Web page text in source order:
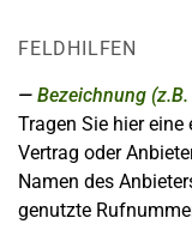
FELDHILFEN
Bezeichnung
Tragen Sie hier eine
Vertrag oder
Namen des
genutzte